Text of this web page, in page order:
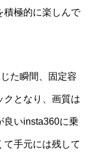
積極的に楽しんで
た瞬間、固定容
クとなり、画質は
良いinsta360に乗
て手元には残して